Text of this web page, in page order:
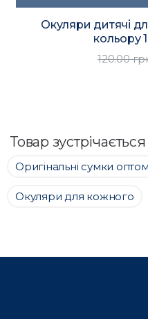
Окуляри дитячі
кольору
120.00
Товар
Оригінальні сумки оптом
Окуляри для кожного